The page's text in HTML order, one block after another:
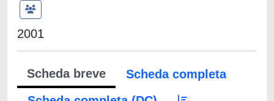
2001
Scheda breve
Scheda completa